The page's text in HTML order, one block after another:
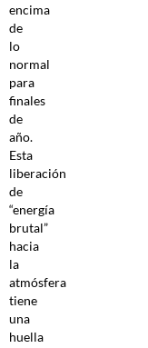
encima
de
lo
normal
para
finales
de
año.
Esta
liberación
de
“energía
brutal”
hacia
la
atmósfera
tiene
una
huella